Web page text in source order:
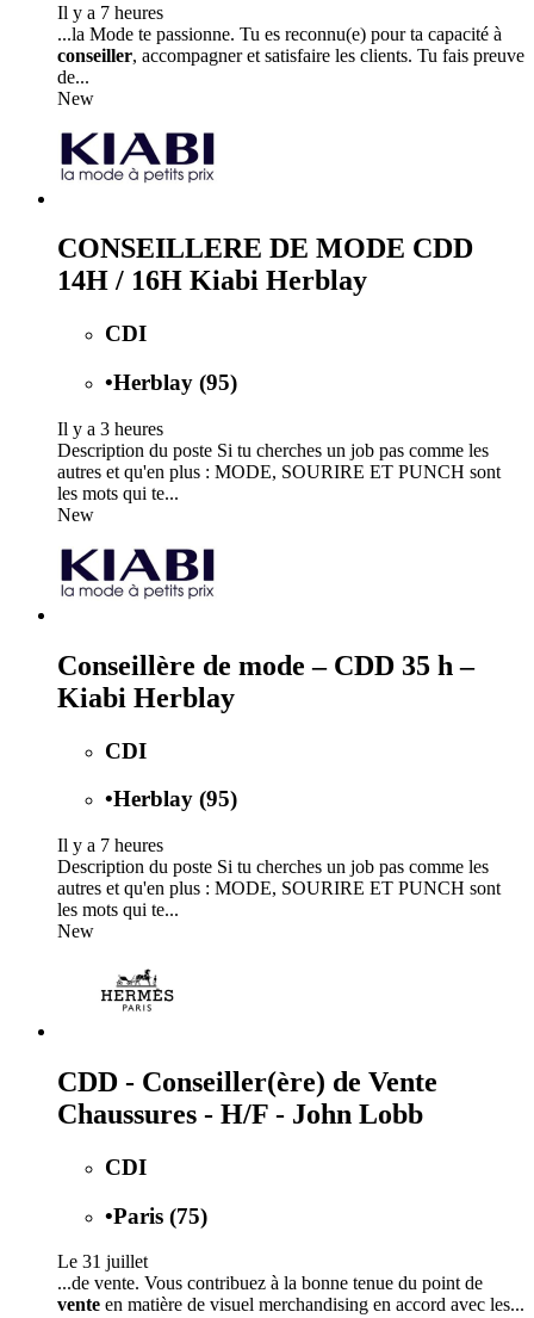
Il y a 7 heures
...la Mode te passionne. Tu es reconnu(e) pour ta capacité à
conseiller, accompagner et satisfaire les clients. Tu fais preuve
de...
New
CONSEILLERE DE MODE CDD
14H / 16H Kiabi Herblay
CDI
•Herblay (95)
Il y a 3 heures
Description du poste Si tu cherches un job pas comme les
autres et qu'en plus : MODE, SOURIRE ET PUNCH sont
les mots qui te...
New
Conseillère de mode – CDD 35 h –
Kiabi Herblay
CDI
•Herblay (95)
Il y a 7 heures
Description du poste Si tu cherches un job pas comme les
autres et qu'en plus : MODE, SOURIRE ET PUNCH sont
les mots qui te...
New
CDD - Conseiller(ère) de Vente
Chaussures - H/F - John Lobb
CDI
•Paris (75)
Le 31 juillet
...de vente. Vous contribuez à la bonne tenue du point de
vente en matière de visuel merchandising en accord avec les...